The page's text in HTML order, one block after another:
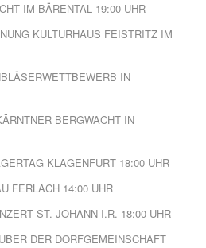
IM BÄRENTAL 19:00 UHR
KULTURHAUS FEISTRITZ IM
IN
BERGWACHT IN
KLAGENFURT 18:00 UHR
FERLACH 14:00 UHR
ST. JOHANN I.R. 18:00 UHR
DER DORFGEMEINSCHAFT